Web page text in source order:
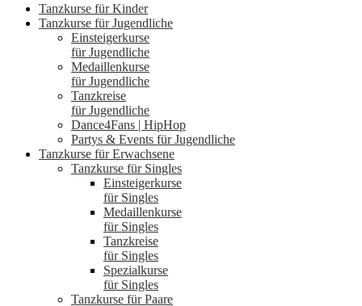
Tanzkurse für Kinder
Tanzkurse für Jugendliche
Einsteigerkurse
für Jugendliche
Medaillenkurse
für Jugendliche
Tanzkreise
für Jugendliche
Dance4Fans | HipHop
Partys & Events für Jugendliche
Tanzkurse für Erwachsene
Tanzkurse für Singles
Einsteigerkurse
für Singles
Medaillenkurse
für Singles
Tanzkreise
für Singles
Spezialkurse
für Singles
Tanzkurse für Paare